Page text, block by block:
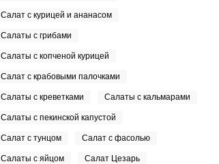
Салат с курицей и ананасом
Салаты с грибами
Салаты с копченой курицей
Салат с крабовыми палочками
Салаты с креветками Салаты с кальмарами
Салаты с пекинской капустой
Салат с тунцом Салат с фасолью
Салаты с яйцом Салат Цезарь